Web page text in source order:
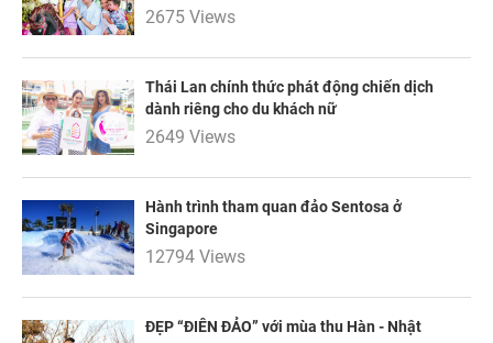
2675 Views
Thái Lan chính thức phát động chiến dịch
dành riêng cho du khách nữ
2649 Views
Hành trình tham quan đảo Sentosa ở
Singapore
12794 Views
ĐẸP “ĐIÊN ĐẢO” với mùa thu Hàn - Nhật